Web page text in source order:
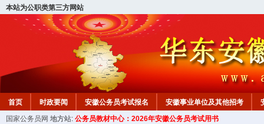
本站为公职类第三方网站
首页 时政要闻 安徽公务员考试报名 安徽事业单位及其他招考
安徽公务员行测试题 在线咨询 教材中心
国家公务员网 地方站: 公务员教材中心：2026年安徽公务员考试用书